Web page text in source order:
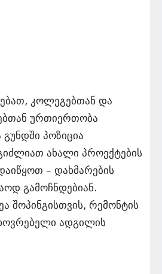
კოლეგებთან და
ურთიერთობა
პოზიცია
ახალი პროექტების
– დახმარების
გამოჩნდებიან.
შოპინგისთვის, რემონტის
ადგილის